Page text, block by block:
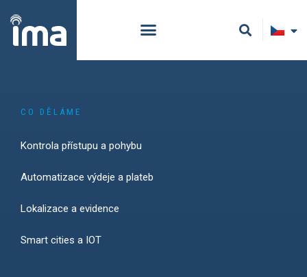
CO DĚLÁME
Kontrola přístupu a pohybu
Automatizace výdeje a plateb
Lokalizace a evidence
Smart cities a IOT